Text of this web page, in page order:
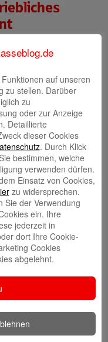
seiner Mitarbeitenden
Angebot: Yoga-Kurse!
Denn wir wissen:
Bei uns steht nicht nur die
die den Teilnehmenden
und Power ermöglicht!
auf unseren
zu stellen. Darüber
zu
oder zur Anzeige
Detaillierte
dieser Cookies
. Durch Klick
bestimmen, welche
verwenden dürfen.
Einsatz von Cookies,
zu widersprechen.
Sie der Verwendung
ein. Ihre
jederzeit in
dort Ihre Cookie-
Cookies
abgelehnt.